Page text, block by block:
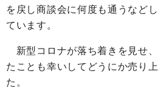
を戻し商談会に何度も通うなど
ています。
新型コロナが落ち着きを見せ
たことも幸いしてどうにか売り
た。